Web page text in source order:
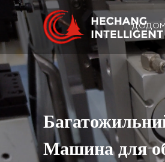
Машина для